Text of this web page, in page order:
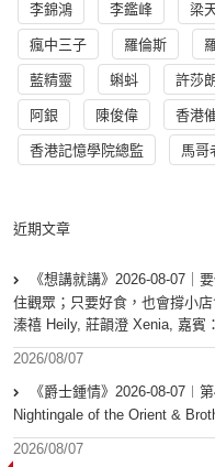
李錦鴻 李鑑峰 梁
瘋中三子 羅倫斯
藍精靈 蝌蚪 許莎朗
阿銀 陳俊偉 香港
香港記憶學院總監 馬哥
近期文章
《想講就講》2026-08-07｜
住觀眾；只要好食，也會撐小
溱禧 Heily, 莊韻澄 Xenia, 嘉賓
2026/08/07
《爵士鍾情》2026-08-07︱
Nightingale of the Orient &
2026/08/07